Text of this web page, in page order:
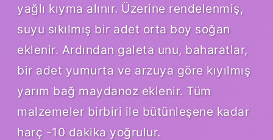
yağlı kıyma alınır. Üzerine rendelenmiş,
suyu sıkılmış bir adet orta boy soğan
eklenir. Ardından galeta unu, baharatlar,
bir adet yumurta ve arzuya göre kıyılmış
yarım bağ maydanoz eklenir. Tüm
malzemeler birbiri ile bütünleşene kadar
harç -10 dakika yoğrulur.